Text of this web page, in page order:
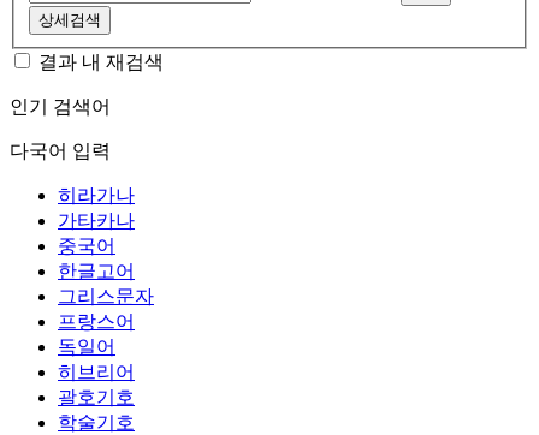
상세검색
결과 내 재검색
인기 검색어
다국어 입력
히라가나
가타카나
중국어
한글고어
그리스문자
프랑스어
독일어
히브리어
괄호기호
학술기호